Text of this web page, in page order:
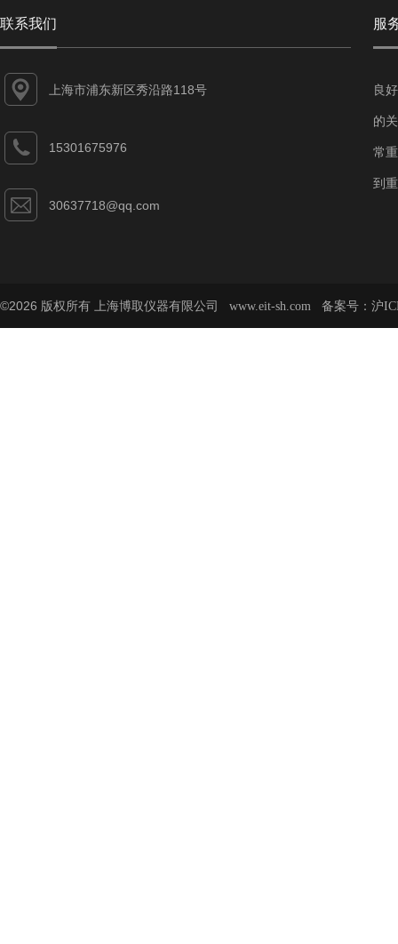
联系我们
上海市浦东新区秀沿路118号
15301675976
30637718@qq.com
服
良
的
常
到
©2026 版权所有 上海博取仪器有限公司 www.eit-sh.com 备案号： 沪